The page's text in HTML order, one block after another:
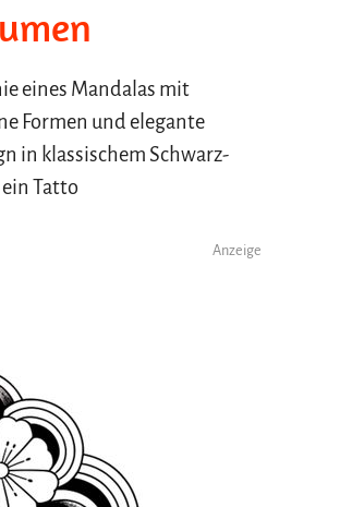
eines Mandalas mit
Formen und elegante
in klassischem Schwarz-
Tatto
Anzeige